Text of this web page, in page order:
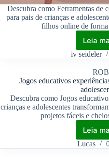
Descubra como Ferramentas de
para pais de crianças e
filhos online de
Leia
iv seideler
Jogos educativos
Descubra como Jogos
crianças e adolescentes
projetos fáceis e
Leia
Lucas